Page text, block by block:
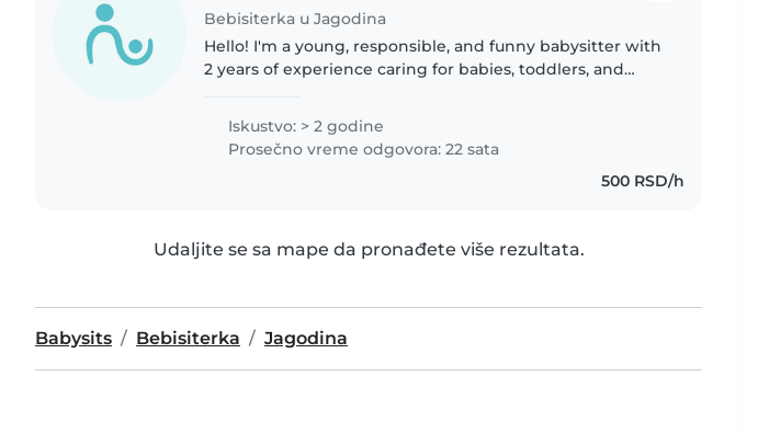
Bebisiterka u Jagodina
Hello! I'm a young, responsible, and funny babysitter with
2 years of experience caring for babies, toddlers, and
and even..
Iskustvo: > 2 godine
Prosečno vreme odgovora: 22 sata
500 RSD/h
Udaljite se sa mape da pronađete više rezultata.
Babysits Bebisiterka Jagodina